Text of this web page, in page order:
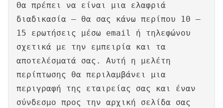
Θα πρέπει να είναι μια ελαφριά
διαδικασία – θα σας κάνω περίπου 10 –
15 ερωτήσεις μέσω email ή τηλεφώνου
σχετικά με την εμπειρία και τα
αποτελέσματά σας. Αυτή η μελέτη
περίπτωσης θα περιλαμβάνει μια
περιγραφή της εταιρείας σας και έναν
σύνδεσμο προς την αρχική σελίδα σας